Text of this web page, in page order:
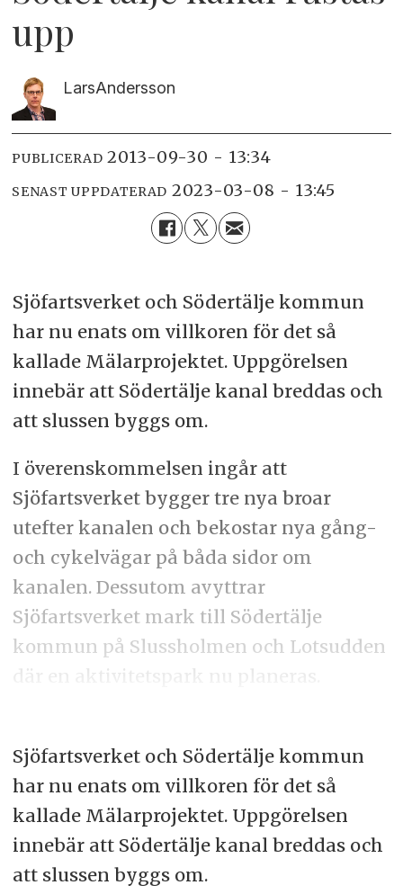
upp
LarsAndersson
PUBLICERAD 2013-09-30 - 13:34
SENAST UPPDATERAD 2023-03-08 - 13:45
Sjöfartsverket och Södertälje kommun
har nu enats om villkoren för det så
kallade Mälarprojektet. Uppgörelsen
innebär att Södertälje kanal breddas och
att slussen byggs om.
I överenskommelsen ingår att
Sjöfartsverket bygger tre nya broar
utefter kanalen och bekostar nya gång-
och cykelvägar på båda sidor om
kanalen. Dessutom avyttrar
Sjöfartsverket mark till Södertälje
kommun på Slussholmen och Lotsudden
där en aktivitetspark nu planeras.
Sjöfartsverket och Södertälje kommun
har nu enats om villkoren för det så
kallade Mälarprojektet. Uppgörelsen
innebär att Södertälje kanal breddas och
att slussen byggs om.